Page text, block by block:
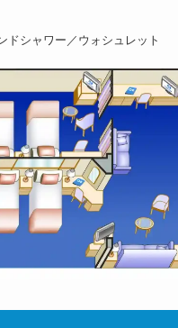
ドシャワー／ウォシュレット